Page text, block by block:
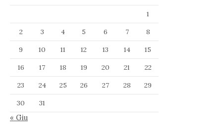
1
2
3 4 5 6 7
8
9
10 11 12 13 14
15
16
17 18 19 20 21
22
23
24 25 26 27 28
29
30
31
« Giu